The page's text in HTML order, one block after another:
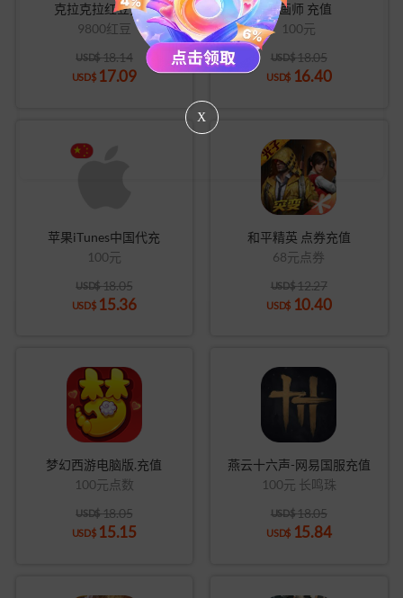
克拉克拉红豆充值
9800红豆
USD$ 18.14
USD$ 17.09
米画师 充值
100元
USD$ 18.05
USD$ 16.40
苹果iTunes中国代充
100元
USD$ 18.05
USD$ 15.36
和平精英 点券充值
68元点券
USD$ 12.27
USD$ 10.40
梦幻西游电脑版.充值
100元点数
USD$ 18.05
USD$ 15.15
燕云十六声-网易国服充值
100元 长鸣珠
USD$ 18.05
USD$ 15.84
X